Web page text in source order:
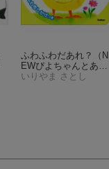
ふわふわだあれ？
（N
EWぴよちゃんとあそ
ぼ！）
いりやま さとし